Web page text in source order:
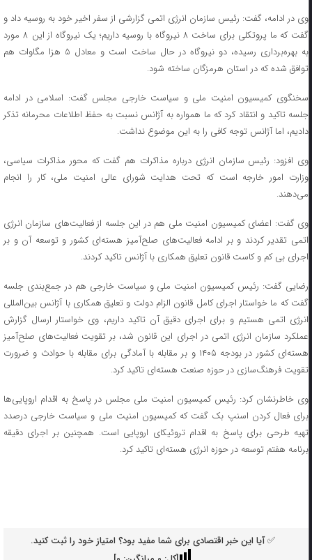
وی در ادامه، گفت: رئیس سازمان انرژی اتمی گزارشی از سفر اخیر خود به روسیه داد و
گفت که ما پروتکلی برای ساخت ۸ نیروگاه با روسیه داریم؛ یک نیروگاه از این ۸ مورد
به بهره‌برداری رسیده، دو نیروگاه در حال ساخت است و معادل ۵ هزا مگاوات هم
توافق شده که در استان هرمزگان ساخته شود.
سخنگوی کمیسیون امنیت ملی و سیاست خارجی مجلس گفت: اسلامی در ادامه
جلسه تاکید و انتقاد کرد که ما همواره به آژانس نسبت به حفظ اطلاعات محرمانه تذکر
دادیم، اما آژانس توجه کافی را به این موضوع نداشت.
وی افزود: رئیس سازمان انرژی درباره مذاکرات هم گفت که محور مذاکرات سیاسی،
وزارت امور خارجه است که تحت هدایت شورای عالی امنیت ملی، کار را انجام
می‌دهند.
وی گفت: اعضای کمیسیون امنیت ملی هم در این جلسه از فعالیت‌های سازمان انرژی
اتمی تقدیر کردند و بر ادامه فعالیت‌های صلح‌آمیز هسته‌ای کشور و توسعه آن و بر
اجرای بی کم و کاست قانون تعلیق همکاری با آژانس تاکید کردند.
رضایی گفت: رئیس کمیسیون امنیت ملی و سیاست خارجی هم در جمع‌بندی جلسه
گفت که ما خواستار اجرای کامل قانون الزام دولت و تعلیق همکاری با آژانس بین‌المللی
انرژی اتمی هستیم و برای اجرای دقیق آن تاکید داریم، وی خواستار ارسال گزارش
عملکرد سازمان انرژی اتمی در اجرای این قانون شد، بر تقویت فعالیت‌های صلح‌آمیز
هسته‌ای کشور در بودجه ۱۴۰۵ و بر مقابله با آمادگی برای مقابله با حوادث و ضرورت
تقویت فرهنگ‌سازی در حوزه صنعت هسته‌ای تاکید کرد.
وی خاطرنشان کرد: رئیس کمیسیون امنیت ملی مجلس در پاسخ به اقدام اروپایی‌ها
برای فعال کردن اسنپ بک گفت که کمیسیون امنیت ملی و سیاست خارجی درصدد
تهیه طرحی برای پاسخ به اقدام تروئیکای اروپایی است. همچنین بر اجرای دقیقه
برنامه هفتم توسعه در حوزه انرژی هسته‌ای تاکید کرد.
✅ آیا این خبر اقتصادی برای شما مفید بود؟ امتیاز خود را ثبت کنید.